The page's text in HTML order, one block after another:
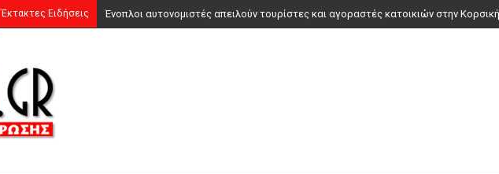
Έκτακτες Ειδήσεις